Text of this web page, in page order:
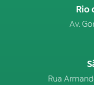
Rio
Av.
Rua